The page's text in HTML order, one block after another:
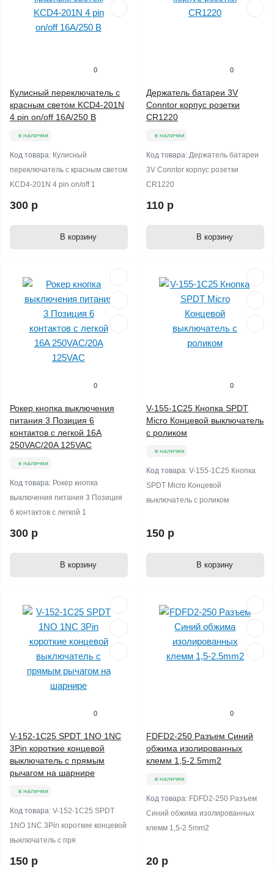
0
Кулисный переключатель с
красным светом KCD4-201N
4 pin on/off 16A/250 В
в наличии
Код товара: Кулисный
переключатель с красным светом
KCD4-201N 4 pin on/off 1
300 р
В корзину
0
Держатель батареи 3V
Conntor корпус розетки
CR1220
в наличии
Код товара: Держатель батареи
3V Conntor корпус розетки
CR1220
110 р
В корзину
0
Рокер кнопка выключения
питания 3 Позиция 6
контактов с легкой 16A
250VAC/20A 125VAC
в наличии
Код товара: Рокер кнопка
выключения питания 3 Позиция
6 контактов с легкой 1
300 р
В корзину
0
V-155-1C25 Кнопка SPDT
Micro Концевой выключатель
с роликом
в наличии
Код товара: V-155-1C25 Кнопка
SPDT Micro Концевой
выключатель с роликом
150 р
В корзину
0
V-152-1C25 SPDT 1NO 1NC
3Pin короткие концевой
выключатель с прямым
рычагом на шарнире
в наличии
Код товара: V-152-1C25 SPDT
1NO 1NC 3Pin короткие концевой
выключатель с пря
150 р
0
FDFD2-250 Разъем Синий
обжима изолированных
клемм 1,5-2.5mm2
в наличии
Код товара: FDFD2-250 Разъем
Синий обжима изолированных
клемм 1,5-2.5mm2
20 р